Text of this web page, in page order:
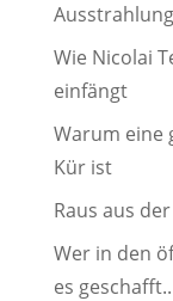
Wie Nicolai
einfängt
Warum eine
Kür ist
Raus aus
Wer in den
es geschafft..